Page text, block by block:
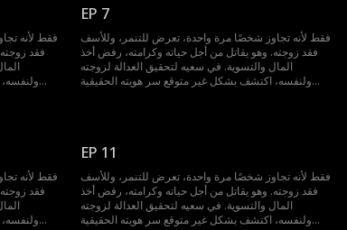
فقط لأنه
فقد
EP 7
فقط لأنه تجاوز شخصًا مرة واحدة، تعرض للتنمر، وللأسف
فقد زوجته. وهو يقاتل من أجل حياته وكرامته، رفض أخذ
المال والتسوية. في سعيه لتحقيق العدالة لزوجته
ولنفسه، اكتشف بشكل غير متوقع سر هويته الحقيقية
فقط لأنه
فقد
EP 11
فقط لأنه تجاوز شخصًا مرة واحدة، تعرض للتنمر، وللأسف
فقد زوجته. وهو يقاتل من أجل حياته وكرامته، رفض أخذ
المال والتسوية. في سعيه لتحقيق العدالة لزوجته
ولنفسه، اكتشف بشكل غير متوقع سر هويته الحقيقية